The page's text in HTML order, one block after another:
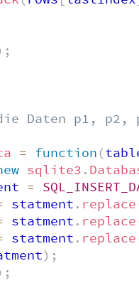
;
Daten p1, p2,
= function (
sqlite3 .
=
statment . replace
statment . replace
statment . replace
) ;
;